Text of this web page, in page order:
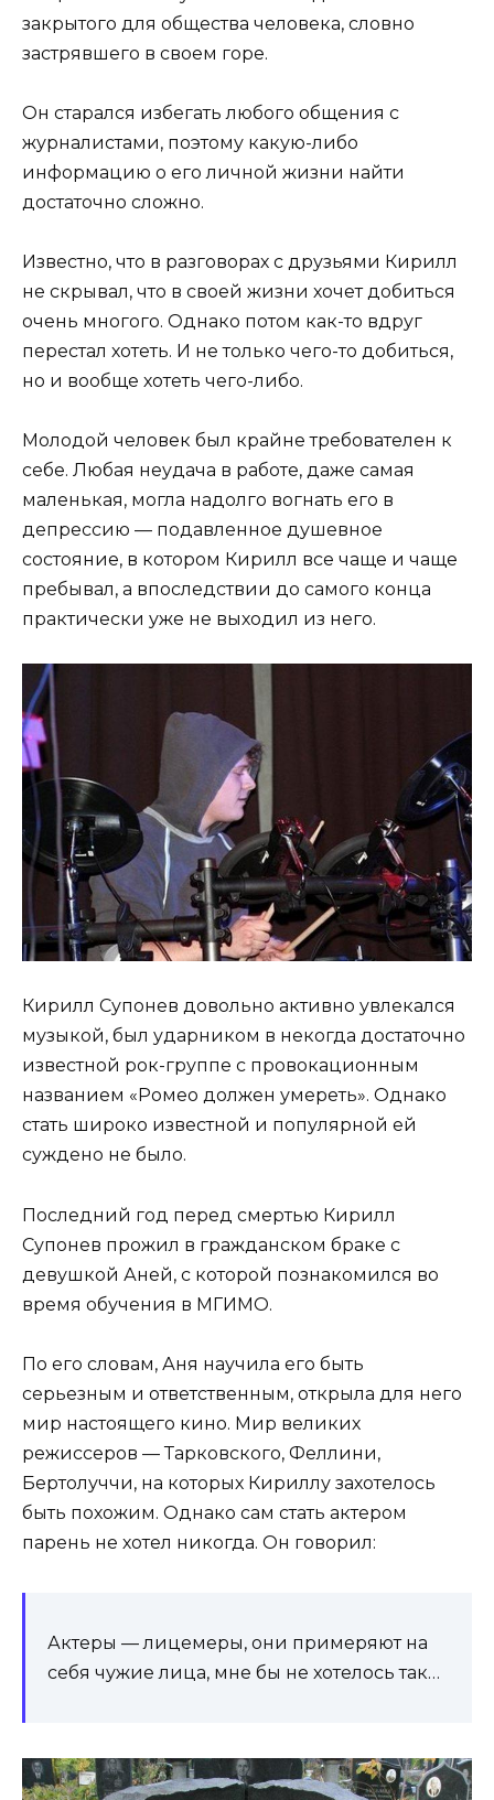
закрытого для общества человека, словно
застрявшего в своем горе.
Он старался избегать любого общения с
журналистами, поэтому какую-либо
информацию о его личной жизни найти
достаточно сложно.
Известно, что в разговорах с друзьями Кирилл
не скрывал, что в своей жизни хочет добиться
очень многого. Однако потом как-то вдруг
перестал хотеть. И не только чего-то добиться,
но и вообще хотеть чего-либо.
Молодой человек был крайне требователен к
себе. Любая неудача в работе, даже самая
маленькая, могла надолго вогнать его в
депрессию — подавленное душевное
состояние, в котором Кирилл все чаще и чаще
пребывал, а впоследствии до самого конца
практически уже не выходил из него.
Кирилл Супонев довольно активно увлекался
музыкой, был ударником в некогда достаточно
известной рок-группе с провокационным
названием «Ромео должен умереть». Однако
стать широко известной и популярной ей
суждено не было.
Последний год перед смертью Кирилл
Супонев прожил в гражданском браке с
девушкой Аней, с которой познакомился во
время обучения в МГИМО.
По его словам, Аня научила его быть
серьезным и ответственным, открыла для него
мир настоящего кино. Мир великих
режиссеров — Тарковского, Феллини,
Бертолуччи, на которых Кириллу захотелось
быть похожим. Однако сам стать актером
парень не хотел никогда. Он говорил:
Актеры — лицемеры, они примеряют на
себя чужие лица, мне бы не хотелось так…